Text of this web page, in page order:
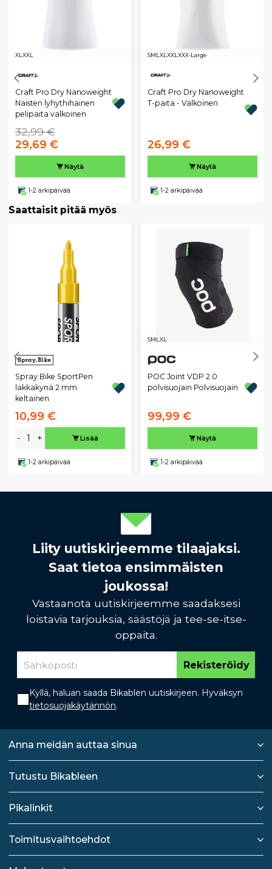
XL XXL
Craft Pro Dry Nanoweight
Naisten lyhythihainen
pelipaita valkoinen
32,99 €
29,69 €
Näytä
1-2 arkipäivää
SML XL XXL XXX-Large
Craft Pro Dry Nanoweight
T-paita - Valkoinen
26,99 €
Näytä
1-2 arkipäivää
Saattaisit pitää myös
Spray.Bike SportPen
lakkakynä 2 mm
keltainen
10,99 €
- + Lisää
1-2 arkipäivää
SML XL
POC Joint VDP 2.0
polvisuojain Polvisuojain
99,99 €
Näytä
1-2 arkipäivää
Liity uutiskirjeemme tilaajaksi.
Saat tietoa ensimmäisten
joukossa!
Vastaanota uutiskirjeemme saadaksesi
loistavia tarjouksia, säästöjä ja tee-se-itse-
oppaita.
Rekisteröidy
Kyllä, haluan saada Bikablen uutiskirjeen. Hyväksyn
tietosuojakäytännön.
Anna meidän auttaa sinua
Tutustu Bikableen
Pikalinkit
Toimitusvaihtoehdot